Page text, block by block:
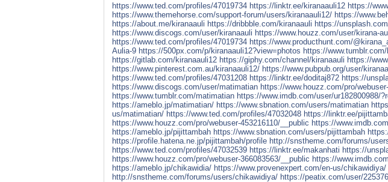
https://www.ted.com/profiles/47019734 https://linktr.ee/kiranaauli12 https://
https://www.themehorse.com/support-forum/users/kiranaauli12/ https://
https://about.me/kiranaauli https://dribbble.com/kiranaauli https://
https://www.discogs.com/user/kiranaauli https://www.houzz.com/user/kirana-
https://www.ted.com/profiles/47019734 https://www.producthunt.com/
Aulia-9 https://500px.com/p/kiranaauli12?view=photos https://
https://gitlab.com/kiranaauli12 https://giphy.com/channel/kiranaauli https://
https://www.pinterest.com.au/kiranaauli12/ https://www.pubpub.org/user/
https://www.ted.com/profiles/47031208 https://linktr.ee/doditaj872 https://
https://www.discogs.com/user/matimatian https://www.houzz.com/pro/
https://www.tumblr.com/matimatian https://www.imdb.com/user/ur182800988/
https://ameblo.jp/matimatian/ https://www.sbnation.com/users/matimatian
us/matimatian/ https://www.ted.com/profiles/47032048 https://linktr.ee/
https://www.houzz.com/pro/webuser-453216110/__public https://
https://ameblo.jp/pijittambah https://www.sbnation.com/users/pijittambah
https://profile.hatena.ne.jp/pijittambah/profile http://snstheme.com/forums/
https://www.ted.com/profiles/47032539 https://linktr.ee/makanhati https://
https://www.houzz.com/pro/webuser-366083563/__public https://
https://ameblo.jp/chikawidia/ https://www.provenexpert.com/en-us/chikawidiya/
http://snstheme.com/forums/users/chikawidiya/ https://peatix.com/user/